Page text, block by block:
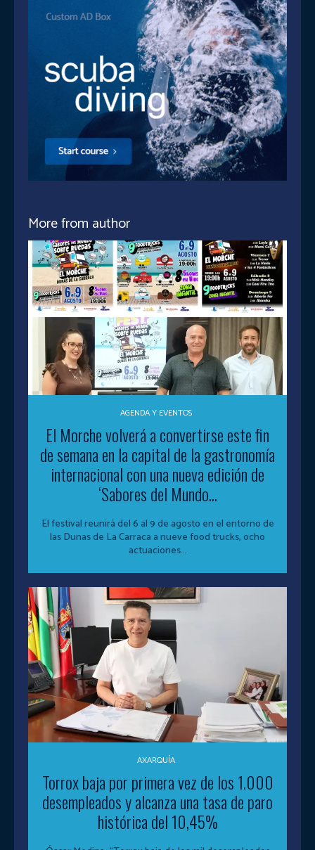
More from author
AGENDA Y EVENTOS
El Morche volverá a convertirse este fin
de semana en la capital de la gastronomía
internacional con una nueva edición de
‘Sabores del Mundo...
El festival reunirá del 6 al 9 de agosto en el entorno de
las Dunas de La Carraca a nueve food trucks, ocho
actuaciones...
AXARQUÍA
Torrox baja por primera vez de los 1.000
desempleados y alcanza una tasa de paro
histórica del 10,45%